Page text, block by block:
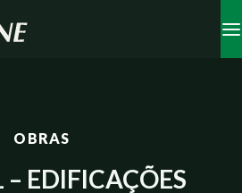
OBRAS
– EDIFICAÇÕES